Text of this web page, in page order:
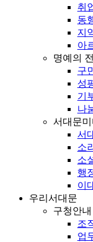
취
동
지
아
명예의
구
성
기
나
서대문미
서
소
소
행
이
우리서대문
구청안내
조
업